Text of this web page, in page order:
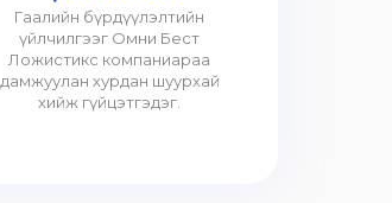
Гаалийн бүрдүүлэлтийн
үйлчилгээг Омни Бест
Ложистикс компаниараа
дамжуулан хурдан шуурхай
хийж гүйцэтгэдэг.